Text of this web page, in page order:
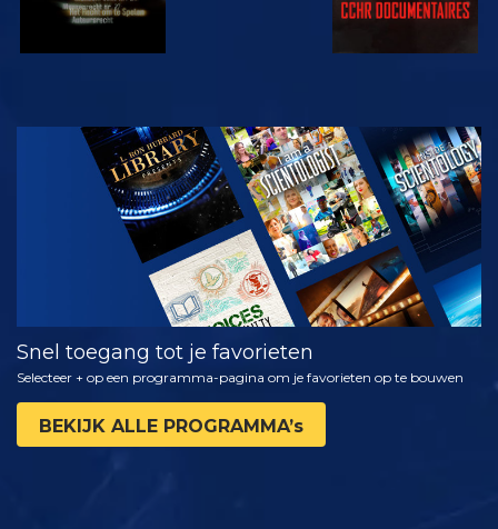
KIJK
VERKEN DE
SERIE
Snel toegang tot je favorieten
Selecteer + op een programma-pagina om je favorieten op te bouwen
BEKIJK ALLE PROGRAMMA’s